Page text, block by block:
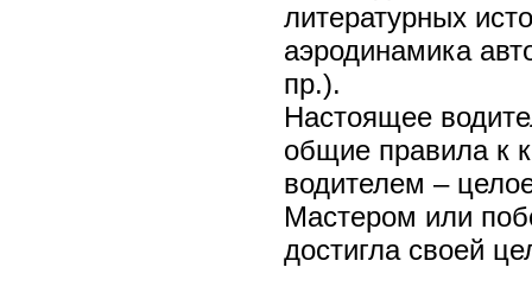
литературных
аэродинамика
пр.).
Настоящее
общие правила к
водителем –
Мастером или
достигла своей